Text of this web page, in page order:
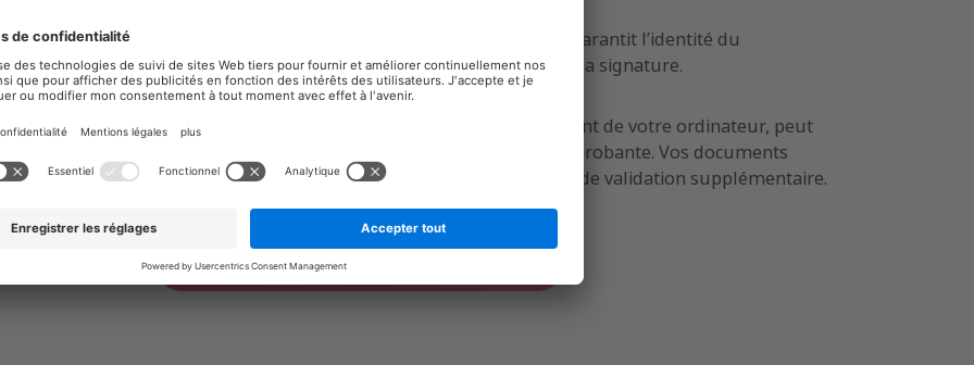
L’utilisation d’un certificat numérique de la FNMT garantit l’identité du
signataire, mais ne certifie pas le moment exact de la signature.
Sans un horodatage qualifié, la date affichée provient de votre ordinateur, peut
être modifiée et ne possède pas une pleine valeur probante. Vos documents
pourraient être rejetés ou nécessiter un processus de validation supplémentaire.
Obtenir des cachets d’horodatage